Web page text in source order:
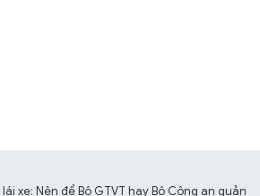
xe: Nên để Bộ GTVT hay Bộ Công an quản